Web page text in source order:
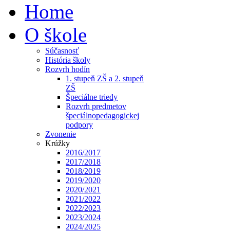
Home
O škole
Súčasnosť
História školy
Rozvrh hodín
1. stupeň ZŠ a 2. stupeň
ZŠ
Špeciálne triedy
Rozvrh predmetov
špeciálnopedagogickej
podpory
Zvonenie
Krúžky
2016/2017
2017/2018
2018/2019
2019/2020
2020/2021
2021/2022
2022/2023
2023/2024
2024/2025